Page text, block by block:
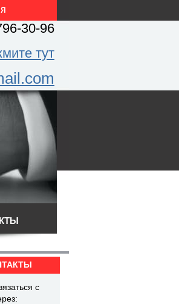
30-96
тут
с